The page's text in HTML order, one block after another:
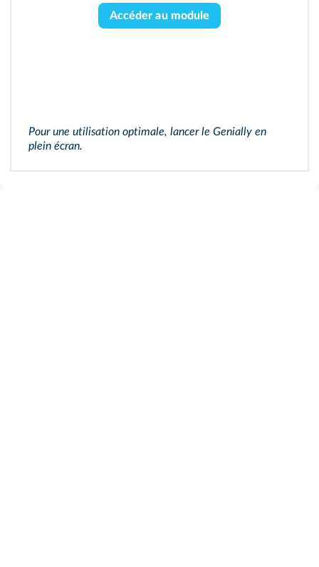
Accéder au module
Pour une utilisation optimale, lancer le Genially en
plein écran.